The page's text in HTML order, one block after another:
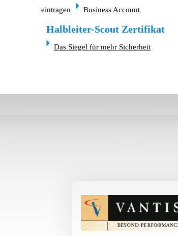
eintragen
Business Account
Halbleiter-Scout Zertifikat
Das Siegel für mehr Sicherheit